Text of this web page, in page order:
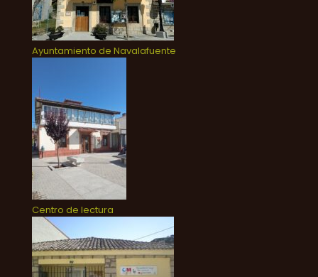
Ayuntamiento de Navalafuente
Centro de lectura